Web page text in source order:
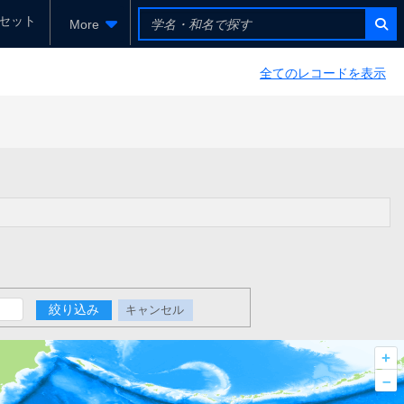
ット More
全てのレコードを表示
絞り込み キャンセル
+
–